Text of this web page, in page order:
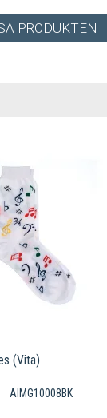
PRODUKTEN
(Vita)
AIMG10008BK